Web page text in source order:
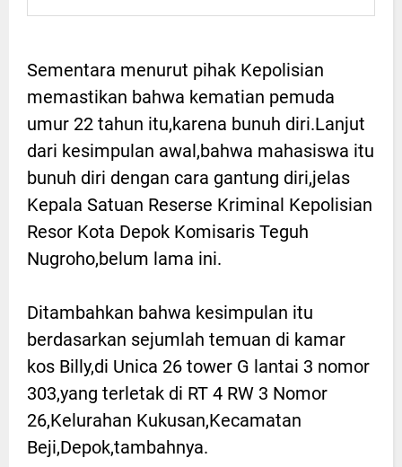
Sementara menurut pihak Kepolisian
memastikan bahwa kematian pemuda
umur 22 tahun itu,karena bunuh diri.Lanjut
dari kesimpulan awal,bahwa mahasiswa itu
bunuh diri dengan cara gantung diri,jelas
Kepala Satuan Reserse Kriminal Kepolisian
Resor Kota Depok Komisaris Teguh
Nugroho,belum lama ini.
Ditambahkan bahwa kesimpulan itu
berdasarkan sejumlah temuan di kamar
kos Billy,di Unica 26 tower G lantai 3 nomor
303,yang terletak di RT 4 RW 3 Nomor
26,Kelurahan Kukusan,Kecamatan
Beji,Depok,tambahnya.